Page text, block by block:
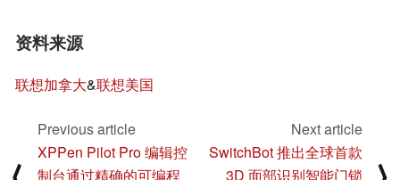
资料来源
联想加拿大&联想美国
Previous article
XPPen Pilot Pro 编辑控
制台通过精确的可编程
Next article
SwitchBot 推出全球首款
3D 面部识别智能门锁